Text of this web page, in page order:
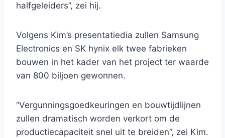
halfgeleiders”, zei hij.
Volgens Kim’s presentatiedia zullen Samsung
Electronics en SK hynix elk twee fabrieken
bouwen in het kader van het project ter waarde
van 800 biljoen gewonnen.
“Vergunningsgoedkeuringen en bouwtijdlijnen
zullen dramatisch worden verkort om de
productiecapaciteit snel uit te breiden”, zei Kim.